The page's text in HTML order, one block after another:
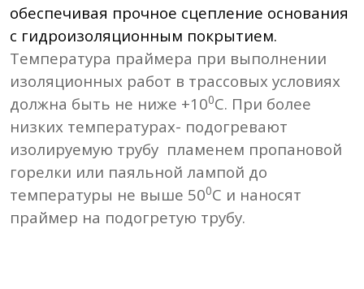
обеспечивая прочное сцепление основания
с гидроизоляционным покрытием.
Температура праймера при выполнении
изоляционных работ в трассовых условиях
должна быть не ниже +100С. При более
низких температурах- подогревают
изолируемую трубу пламенем пропановой
горелки или паяльной лампой до
температуры не выше 500С и наносят
праймер на подогретую трубу.